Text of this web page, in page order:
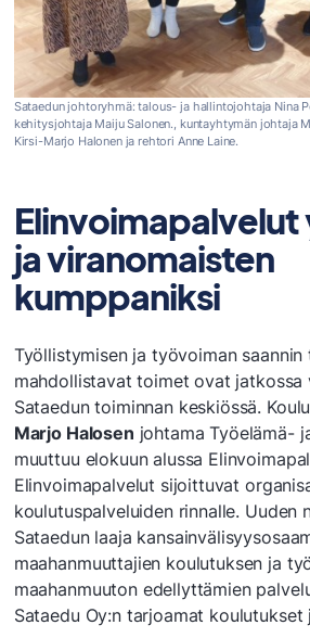
Sataedun johtoryhmä: talous- ja hallintojohtaja Nina
kehitysjohtaja Maiju Salonen., kuntayhtymän johtaja
Kirsi-Marjo Halonen ja rehtori Anne Laine.
ja viranomaisten
kumppaniksi
Työllistymisen ja työvoiman saannin
mahdollistavat toimet ovat jatkossa
Sataedun toiminnan keskiössä.
Marjo Halosen johtama Työelämä-
muuttuu elokuun alussa
Elinvoimapalvelut sijoittuvat
koulutuspalveluiden rinnalle. Uuden
Sataedun laaja
maahanmuuttajien koulutuksen ja
maahanmuuton edellyttämien
Sataedu Oy:n tarjoamat koulutukset